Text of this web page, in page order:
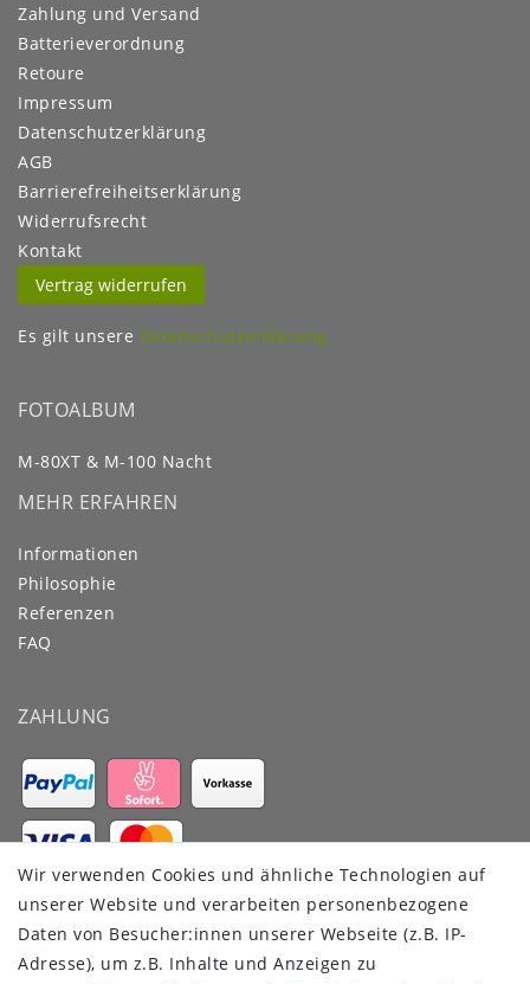
Zahlung und Versand
Batterieverordnung
Retoure
Impressum
Daten­schutz­erklärung
AGB
Barrierefreiheitserklärung
Widerrufs­recht
Kontakt
Vertrag widerrufen
Es gilt unsere Datenschutzerklärung
FOTOALBUM
M-80XT & M-100 Nacht
MEHR ERFAHREN
Informationen
Philosophie
Referenzen
FAQ
ZAHLUNG
VERSANDDIENSTLEISTER
Wir verwenden Cookies und ähnliche Technologien auf
unserer Website und verarbeiten personenbezogene
Daten von Besucher:innen unserer Webseite (z.B. IP-
Adresse), um z.B. Inhalte und Anzeigen zu